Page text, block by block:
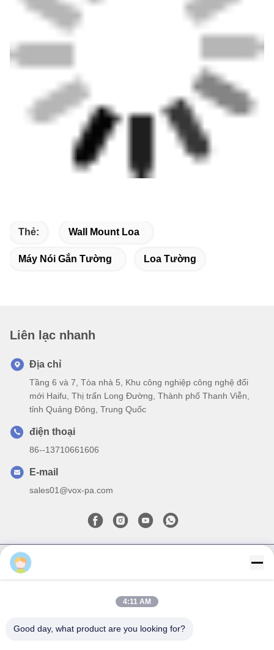
4:11 AM
Good day, what product are you looking for?